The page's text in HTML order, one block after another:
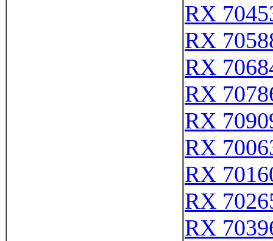
RX
RX
RX
RX
RX
RX
RX
RX
RX